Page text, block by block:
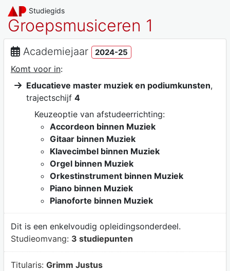
Studiegids
Groepsmusiceren 1
Academiejaar 2024-25
Komt voor in:
Educatieve master muziek en podiumkunsten,
trajectschijf 4
Keuzeoptie van afstudeerrichting:
Accordeon binnen Muziek
Gitaar binnen Muziek
Klavecimbel binnen Muziek
Orgel binnen Muziek
Orkestinstrument binnen Muziek
Piano binnen Muziek
Pianoforte binnen Muziek
Dit is een enkelvoudig opleidingsonderdeel.
Studieomvang: 3 studiepunten
Titularis: Grimm Justus